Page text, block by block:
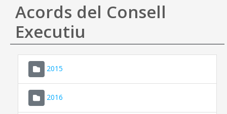
Ajuda
Acords del Consell
Executiu
2015
2016